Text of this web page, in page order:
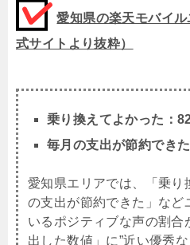
愛知県の楽天モバイ
式サイトより抜粋）
乗り換えてよかった：
毎月の支出が節約でき
愛知県エリアでは、「乗り
の支出が節約できた」など
いるポジティブな声の割
出した数値」に”近い優秀